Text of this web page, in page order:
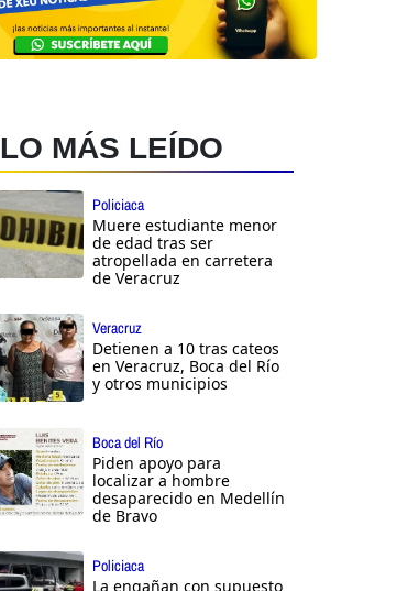
LO MÁS LEÍDO
Policiaca
Muere estudiante menor
de edad tras ser
atropellada en carretera
de Veracruz
Veracruz
Detienen a 10 tras cateos
en Veracruz, Boca del Río
y otros municipios
Boca del Río
Piden apoyo para
localizar a hombre
desaparecido en Medellín
de Bravo
Policiaca
La engañan con supuesto